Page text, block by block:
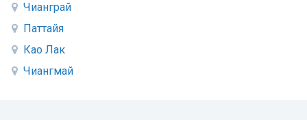
Чианграй
Паттайя
Као Лак
Чиангмай